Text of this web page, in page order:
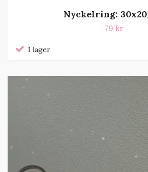
Nyckelring:
79 kr
I lager